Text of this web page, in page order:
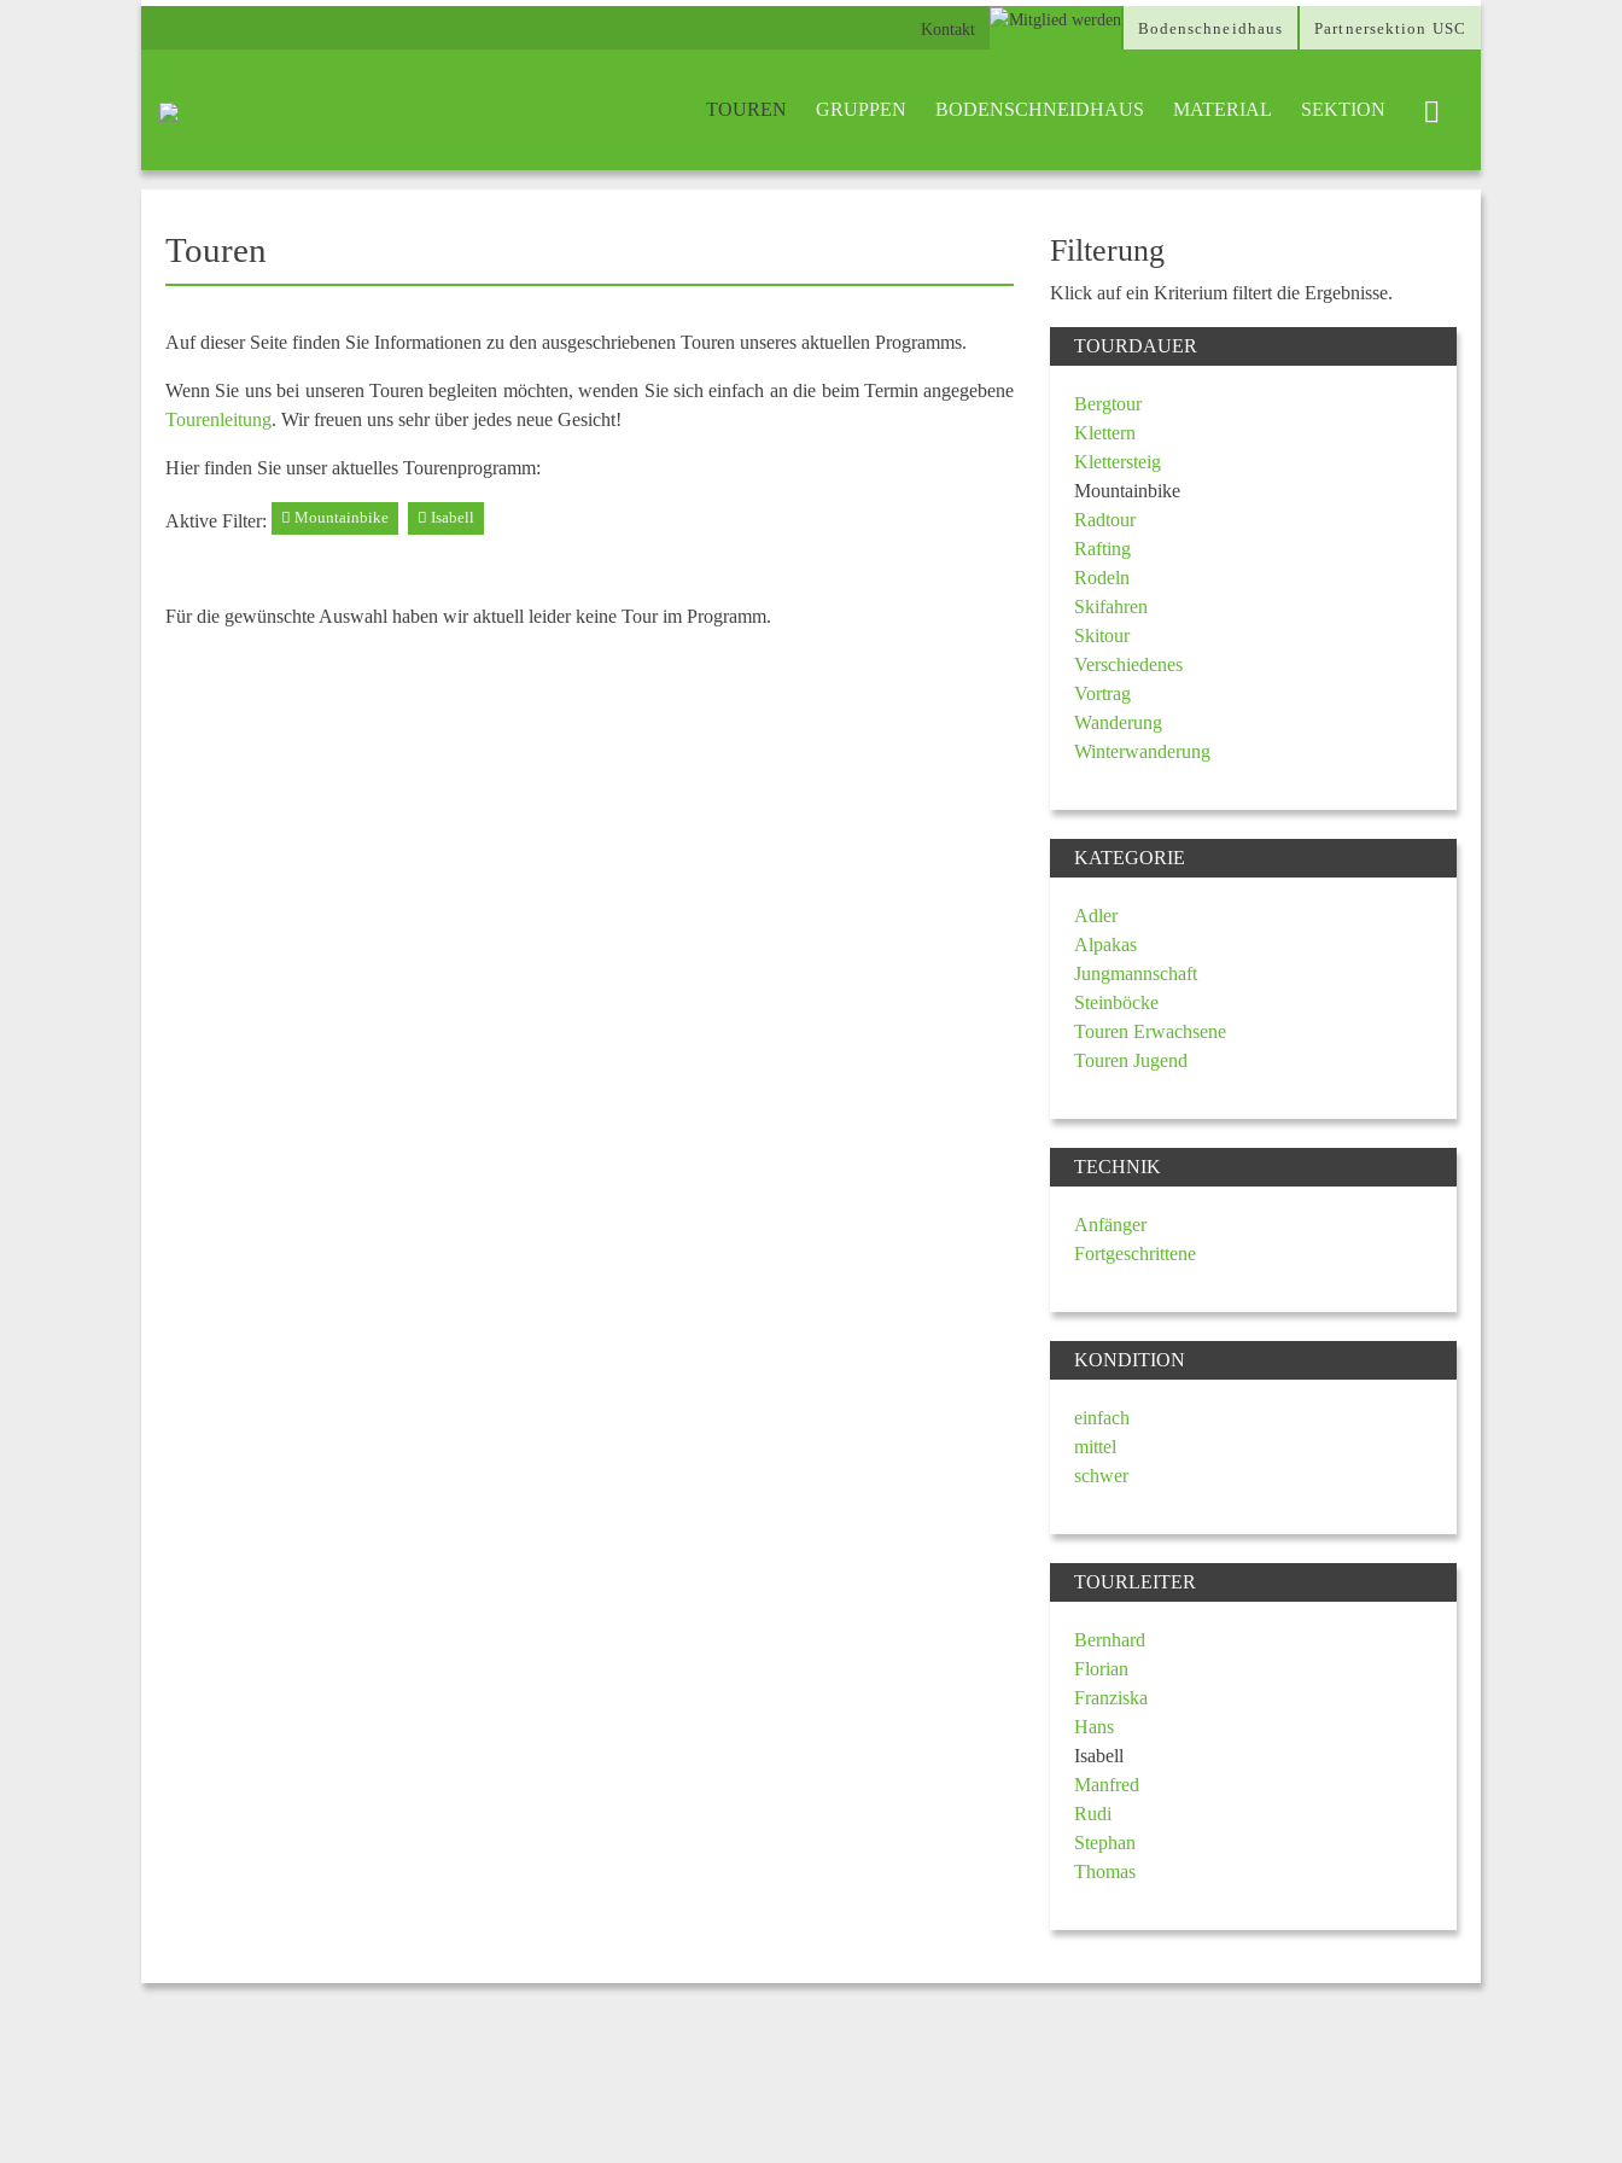
Kontakt Bodenschneidhaus Partnersektion USC
TOUREN GRUPPEN BODENSCHNEIDHAUS MATERIAL SEKTION
Touren
Auf dieser Seite finden Sie Informationen zu den ausgeschriebenen Touren unseres aktuellen Programms.
Wenn Sie uns bei unseren Touren begleiten möchten, wenden Sie sich einfach an die beim Termin angegebene
Tourenleitung. Wir freuen uns sehr über jedes neue Gesicht!
Hier finden Sie unser aktuelles Tourenprogramm:
Aktive Filter: Mountainbike Isabell
Für die gewünschte Auswahl haben wir aktuell leider keine Tour im Programm.
Filterung
Klick auf ein Kriterium filtert die Ergebnisse.
TOURDAUER
Bergtour
Klettern
Klettersteig
Mountainbike
Radtour
Rafting
Rodeln
Skifahren
Skitour
Verschiedenes
Vortrag
Wanderung
Winterwanderung
KATEGORIE
Adler
Alpakas
Jungmannschaft
Steinböcke
Touren Erwachsene
Touren Jugend
TECHNIK
Anfänger
Fortgeschrittene
KONDITION
einfach
mittel
schwer
TOURLEITER
Bernhard
Florian
Franziska
Hans
Isabell
Manfred
Rudi
Stephan
Thomas